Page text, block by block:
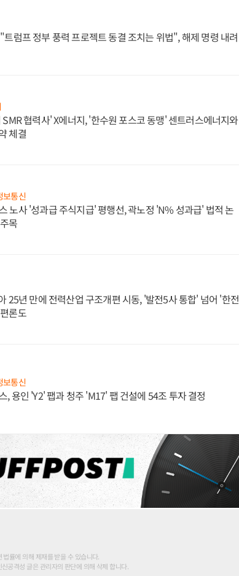
트럼프 정부 풍력 프로젝트 동결 조치는 위법", 해제 명령 내려
협력사' X에너지, '한수원 포스코 동맹' 센트러스에너지와
체결
보통신
노사 '성과급 주식지급' 평행선, 곽노정 'N% 성과급' 법적 논
목
25년 만에 전력산업 구조개편 시동, '발전5사 통합' 넘어 '한전
론도
보통신
, 용인 'Y2' 팹과 청주 'M17' 팹 건설에 54조 투자 결정
률에 의해 제재를 받을 수 있습니다.
공격성 글은 관리자의 판단에 의해 삭제 합니다.